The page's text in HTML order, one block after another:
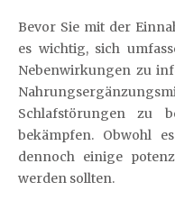
Bevor Sie mit der
es wichtig, sich
Nebenwirkungen zu
Schlafstörungen zu
bekämpfen. Obwohl
dennoch einige
werden sollten.